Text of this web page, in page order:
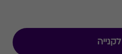
באחת מהאטרקציות
המובילות מתוך הרשימה המפורטת. לתשומת לבך כי
לקנייה